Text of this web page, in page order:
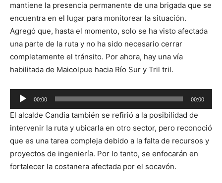
mantiene la presencia permanente de una brigada que se
encuentra en el lugar para monitorear la situación.
Agregó que, hasta el momento, solo se ha visto afectada
una parte de la ruta y no ha sido necesario cerrar
completamente el tránsito. Por ahora, hay una vía
habilitada de Maicolpue hacia Río Sur y Tril tril.
Reproductor
de
audio
00:00 00:00
El alcalde Candia también se refirió a la posibilidad de
intervenir la ruta y ubicarla en otro sector, pero reconoció
que es una tarea compleja debido a la falta de recursos y
proyectos de ingeniería. Por lo tanto, se enfocarán en
fortalecer la costanera afectada por el socavón.